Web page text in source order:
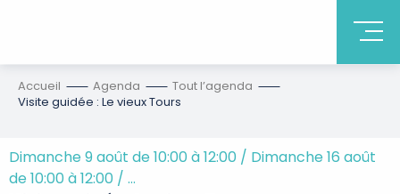
Accueil Agenda
Tout l’agenda
Visite guidée : Le vieux Tours
Dimanche 9 août de 10:00 à 12:00 / Dimanche 16 août
de 10:00 à 12:00 / ...